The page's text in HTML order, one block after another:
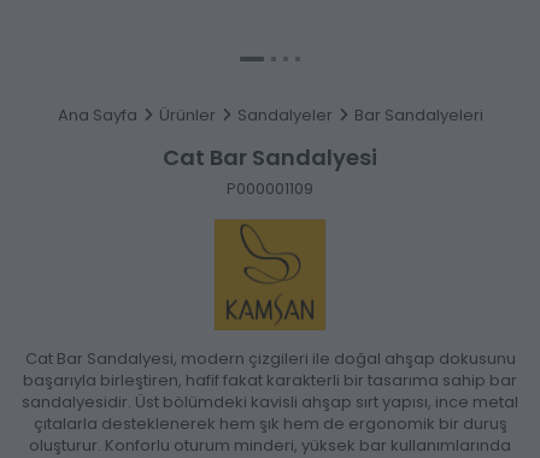
Ana Sayfa Ürünler Sandalyeler Bar Sandalyeleri
Cat Bar Sandalyesi
P000001109
Cat Bar Sandalyesi, modern çizgileri ile doğal ahşap dokusunu
başarıyla birleştiren, hafif fakat karakterli bir tasarıma sahip bar
sandalyesidir. Üst bölümdeki kavisli ahşap sırt yapısı, ince metal
çıtalarla desteklenerek hem şık hem de ergonomik bir duruş
oluşturur. Konforlu oturum minderi, yüksek bar kullanımlarında